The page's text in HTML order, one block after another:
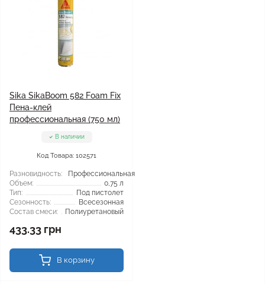
Sika SikaBoom 582 Foam Fix
Пена-клей
профессиональная (750 мл)
В наличии
Код Товара: 102571
Разновидность:
Профессиональная
Объем:
0,75 л
Тип:
Под пистолет
Сезонность:
Всесезонная
Состав смеси:
Полиуретановый
433.33 грн
В корзину